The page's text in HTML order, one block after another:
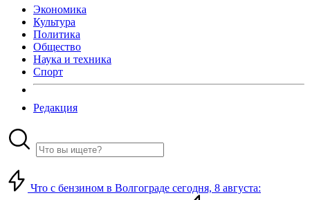
Экономика
Культура
Политика
Общество
Наука и техника
Спорт
Редакция
Что с бензином в Волгограде сегодня, 8 августа: